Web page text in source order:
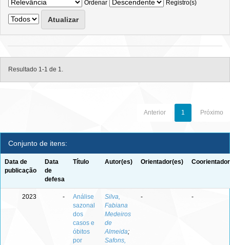
Ordenar
Registro(s)
Resultado 1-1 de 1.
Anterior 1 Próximo
Conjunto de itens:
Data de
publicação
Data
de
defesa
Título Autor(es) Orientador(es)
2023 -
Análise
sazonal
dos
casos e
óbitos
por
Silva,
Fabiana
Medeiros
de
Almeida;
Safons,
- -